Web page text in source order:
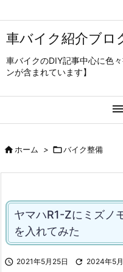
車バイク紹介ブロ
車バイクのDIY記事中心に色
ンが含まれています】

ホーム > バイク整備
ヤマハR1-Zにミズノ
を入れてみた
 2021年5月25日  2024年5